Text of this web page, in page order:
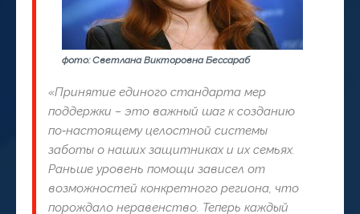
фото: Светлана Викторовна Бессараб
«Принятие единого стандарта мер
поддержки – это важный шаг к созданию
по‑настоящему целостной системы
заботы о наших защитниках и их семьях.
Раньше уровень помощи зависел от
возможностей конкретного региона, что
порождало неравенство. Теперь каждый